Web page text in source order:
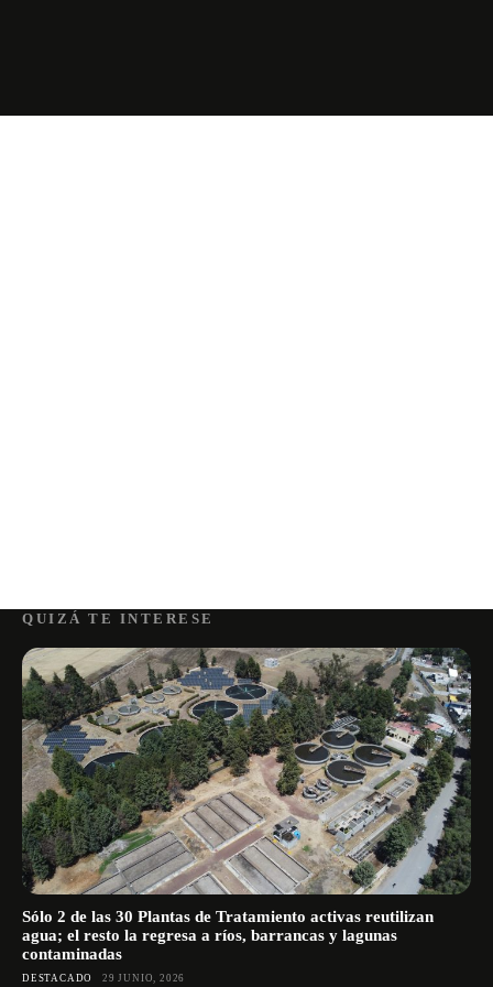
QUIZÁ TE INTERESE
Sólo 2 de las 30 Plantas de Tratamiento activas reutilizan
agua; el resto la regresa a ríos, barrancas y lagunas
contaminadas
DESTACADO 29 JUNIO, 2026